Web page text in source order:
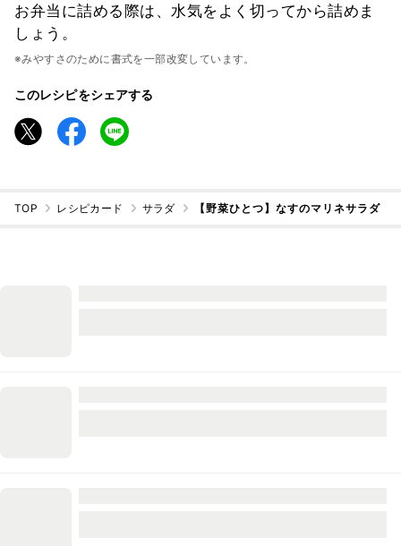
お弁当に詰める際は、水気をよく切ってから詰めま
しょう。
※みやすさのために書式を一部改変しています。
このレシピをシェアする
TOP レシピカード サラダ 【野菜ひとつ】なすのマリネサラダ